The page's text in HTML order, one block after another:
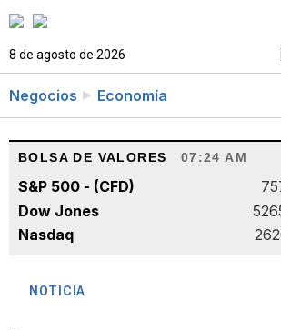
8 de agosto de 2026
Negocios Economía
BOLSA DE VALORES 07:24 AM
S&P 500 - (CFD)
Dow Jones
Nasdaq
NOTICIA